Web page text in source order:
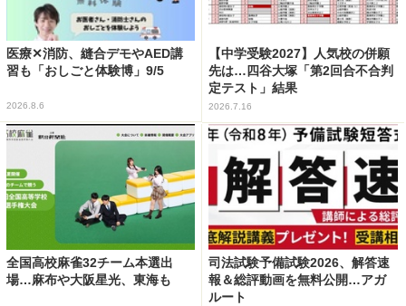
医療✕消防、縫合デモやAED講
習も「おしごと体験博」9/5
2026.8.6
【中学受験2027】人気校の併願
先は…四谷大塚「第2回合不合判
定テスト」結果
2026.7.16
全国高校麻雀32チーム本選出
場…麻布や大阪星光、東海も
司法試験予備試験2026、解答速
報＆総評動画を無料公開…アガ
ルート